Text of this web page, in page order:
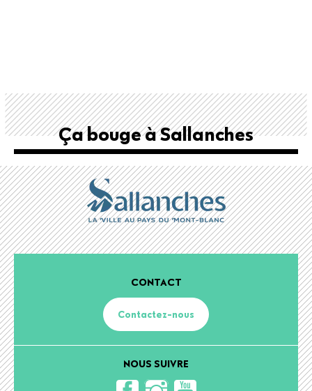
Ça bouge à Sallanches
CONTACT
Contactez-nous
NOUS SUIVRE